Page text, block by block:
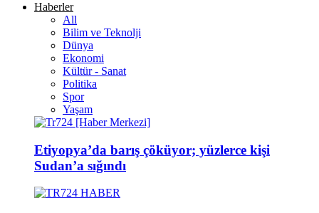
Haberler
All
Bilim ve Teknolji
Dünya
Ekonomi
Kültür - Sanat
Politika
Spor
Yaşam
Etiyopya’da barış çöküyor; yüzlerce kişi
Sudan’a sığındı